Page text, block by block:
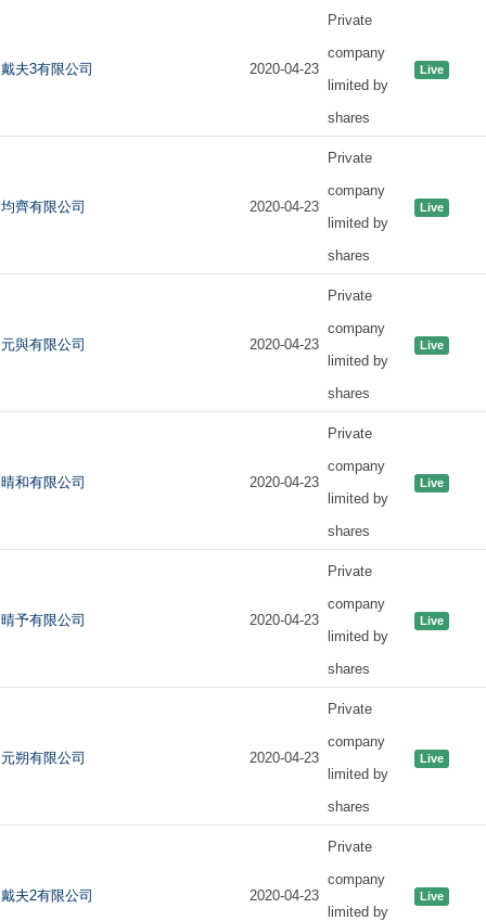
戴夫3有限公司 2020-04-23
Private
company
limited by
shares
Live
均齊有限公司 2020-04-23
Private
company
limited by
shares
Live
元與有限公司 2020-04-23
Private
company
limited by
shares
Live
晴和有限公司 2020-04-23
Private
company
limited by
shares
Live
晴予有限公司 2020-04-23
Private
company
limited by
shares
Live
元朔有限公司 2020-04-23
Private
company
limited by
shares
Live
戴夫2有限公司 2020-04-23
Private
company
limited by
Live